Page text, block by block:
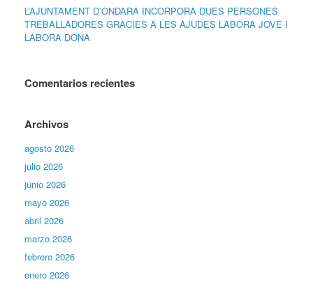
L’AJUNTAMENT D’ONDARA INCORPORA DUES PERSONES
TREBALLADORES GRÀCIES A LES AJUDES LABORA JOVE I
LABORA DONA
Comentarios recientes
Archivos
agosto 2026
julio 2026
junio 2026
mayo 2026
abril 2026
marzo 2026
febrero 2026
enero 2026